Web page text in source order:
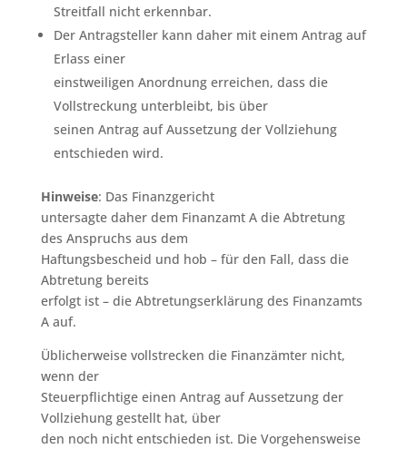
Streitfall nicht erkennbar.
Der Antragsteller kann daher mit einem Antrag auf
Erlass einer
einstweiligen Anordnung erreichen, dass die
Vollstreckung unterbleibt, bis über
seinen Antrag auf Aussetzung der Vollziehung
entschieden wird.
Hinweise: Das Finanzgericht
untersagte daher dem Finanzamt A die Abtretung
des Anspruchs aus dem
Haftungsbescheid und hob – für den Fall, dass die
Abtretung bereits
erfolgt ist – die Abtretungserklärung des Finanzamts
A auf.
Üblicherweise vollstrecken die Finanzämter nicht,
wenn der
Steuerpflichtige einen Antrag auf Aussetzung der
Vollziehung gestellt hat, über
den noch nicht entschieden ist. Die Vorgehensweise